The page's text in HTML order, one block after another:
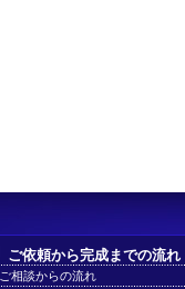
ご依頼から完成までの流れ
ご相談からの流れ